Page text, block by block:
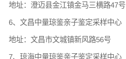
地址：澄迈县金江镇金马三横路47号
6、文昌中量琼鉴亲子鉴定采样中心
地址：文昌市文城镇新风路56号
7、琼海中量琼鉴亲子鉴定采样中心